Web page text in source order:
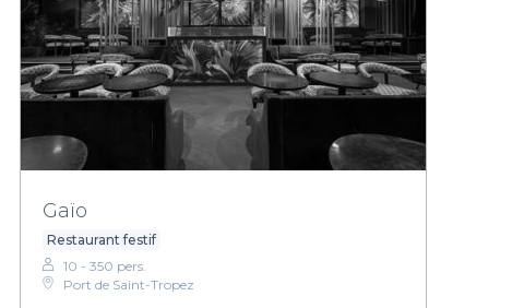
Gaïo
Restaurant festif
10 - 350 pers.
Port de Saint-Tropez